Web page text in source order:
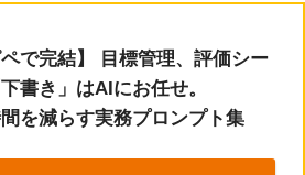
ペで完結】 目標管理、評価シー
下書き」はAIにお任せ。
を減らす実務プロンプト集